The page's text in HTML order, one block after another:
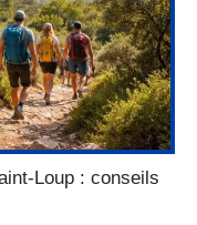
Loup : conseils